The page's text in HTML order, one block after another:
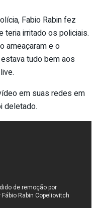
Fabio Rabin fez
teria irritado os policiais.
ameaçaram e o
tudo bem aos
em suas redes em
deletado.